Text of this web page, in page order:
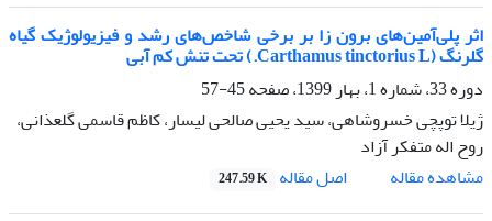
اثر پلی‌آمین‌های برون زا بر برخی شاخص‌های رشد و فیزیولوژیک گیاه
گلرنگ (Carthamus tinctorius L.) تحت تنش کم آبی
دوره 33، شماره 1، بهار 1399، صفحه
45-57
ژیلا توپچی خسروشاهی، سید یحیی صالحی لیسار، کاظم قاسمی گلعذانی،
روح اله متفکر آزاد
مشاهده مقاله
اصل مقاله 247.59 K